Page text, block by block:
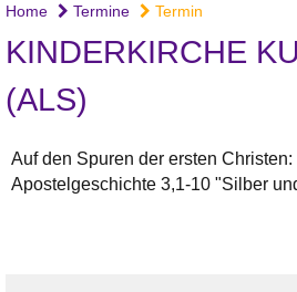
Home Termine Termin
KINDERKIRCHE
(ALS)
Auf den Spuren der ersten Christen:
Apostelgeschichte 3,1-10 "Silber